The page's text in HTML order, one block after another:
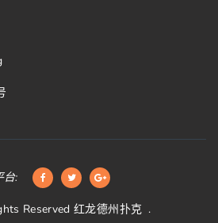
台:
Reserved红龙德州扑克 .